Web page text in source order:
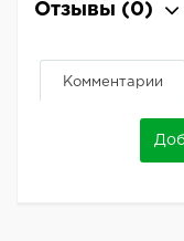
Отзывы (0)
Комментарии